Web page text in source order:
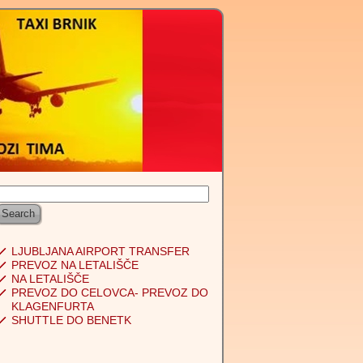
LJUBLJANA AIRPORT TRANSFER
PREVOZ NA LETALIŠČE
NA LETALIŠČE
PREVOZ DO CELOVCA- PREVOZ DO
KLAGENFURTA
SHUTTLE DO BENETK